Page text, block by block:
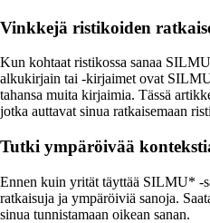
Vinkkejä ristikoiden
Kun kohtaat ristikossa sanaa
alkukirjain tai -kirjaimet ovat
tahansa muita kirjaimia. Tässä
jotka auttavat sinua ratkaisemaan
Tutki ympäröivää
Ennen kuin yrität täyttää SILMU* -
ratkaisuja ja ympäröiviä sanoja.
sinua tunnistamaan oikean sanan.